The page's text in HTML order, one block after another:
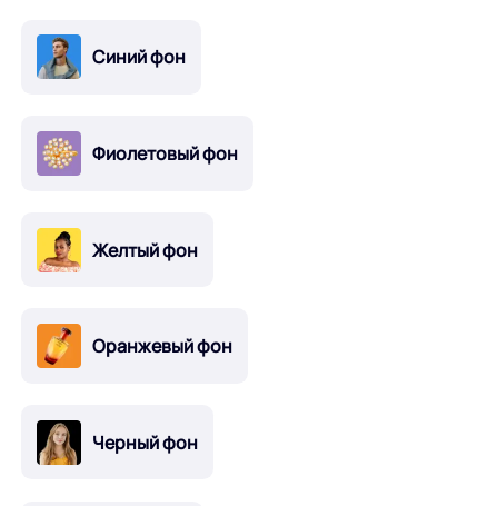
Синий фон
Фиолетовый фон
Желтый фон
Оранжевый фон
Черный фон